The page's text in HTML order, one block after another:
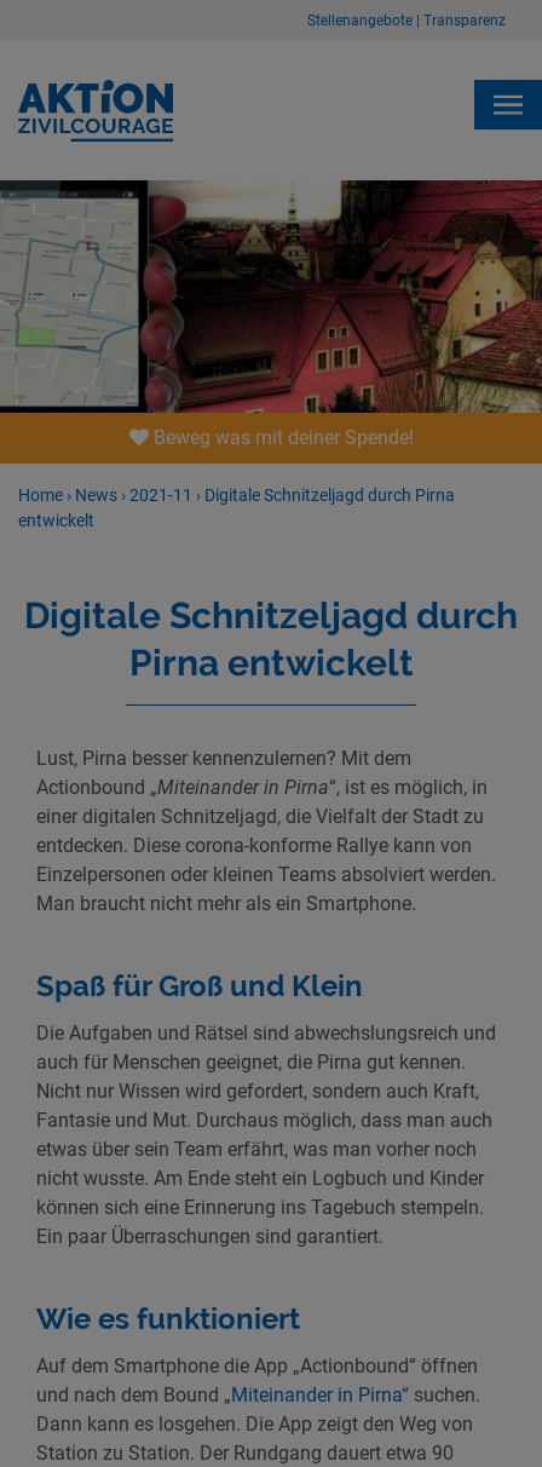
Stellenangebote Transparenz
Beweg was mit deiner Spende!
Home › News ›2021-11 › Digitale Schnitzeljagd durch Pirna
entwickelt
Digitale Schnitzeljagd durch
Pirna entwickelt
Lust, Pirna besser kennenzulernen? Mit dem
Actionbound „Miteinander in Pirna“, ist es möglich, in
einer digitalen Schnitzeljagd, die Vielfalt der Stadt zu
entdecken. Diese corona-konforme Rallye kann von
Einzelpersonen oder kleinen Teams absolviert werden.
Man braucht nicht mehr als ein Smartphone.
Spaß für Groß und Klein
Die Aufgaben und Rätsel sind abwechslungsreich und
auch für Menschen geeignet, die Pirna gut kennen.
Nicht nur Wissen wird gefordert, sondern auch Kraft,
Fantasie und Mut. Durchaus möglich, dass man auch
etwas über sein Team erfährt, was man vorher noch
nicht wusste. Am Ende steht ein Logbuch und Kinder
können sich eine Erinnerung ins Tagebuch stempeln.
Ein paar Überraschungen sind garantiert.
Wie es funktioniert
Auf dem Smartphone die App „Actionbound“ öffnen
und nach dem Bound „Miteinander in Pirna“ suchen.
Dann kann es losgehen. Die App zeigt den Weg von
Station zu Station. Der Rundgang dauert etwa 90